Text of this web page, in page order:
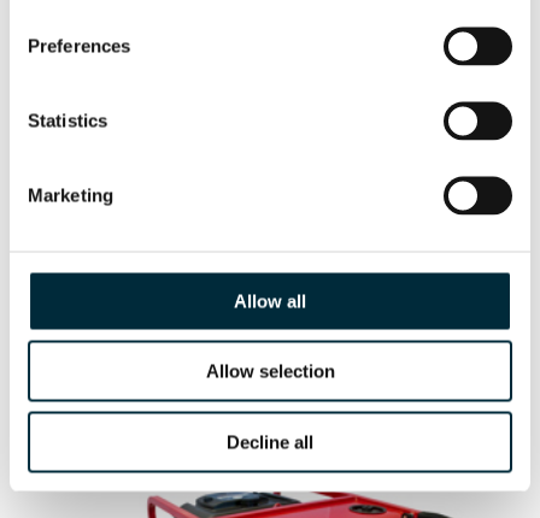
Preferences
Statistics
Marketing
Allow all
Allow selection
Decline all
HPP18V FLEX
Generadores hidráulicos